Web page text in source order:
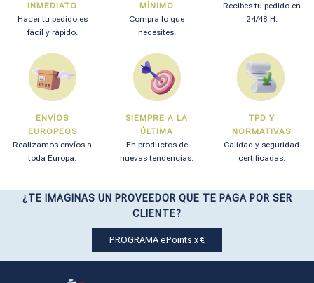
INMEDIATO
Hacer tu pedido es
fácil y rápido.
MÍNIMO
Compra lo que
necesites.
Recibes tu pedido en
24/48 H.
ENVÍOS
EUROPEOS
Realizamos envíos a
toda Europa.
SIEMPRE A LA
ÚLTIMA
En productos de
nuevas tendencias.
TPD Y
NORMATIVAS
Calidad y seguridad
certificadas.
¿TE IMAGINAS UN PROVEEDOR QUE TE PAGA POR SER
CLIENTE?
PROGRAMA ePoints x €